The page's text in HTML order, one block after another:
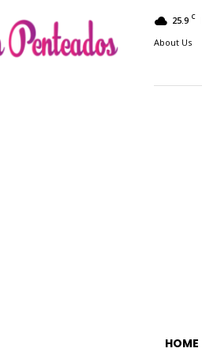
25.9 C
About Us
HOME